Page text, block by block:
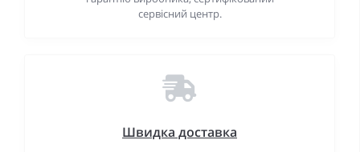
сервісний центр.
Швидка доставка